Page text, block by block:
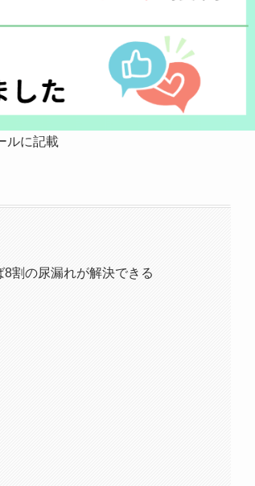
ルに記載
8割の尿漏れが解決できる